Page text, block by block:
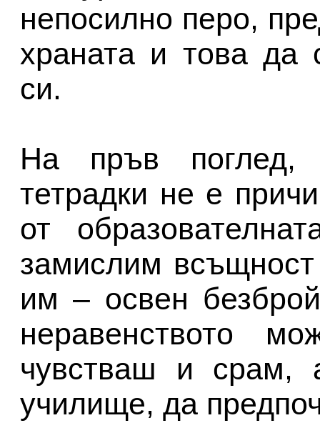
непосилно перо,
храната и това да
си.
На пръв
тетрадки не е
от
замислим всъщност
им – освен
неравенството
чувстваш и
училище, да